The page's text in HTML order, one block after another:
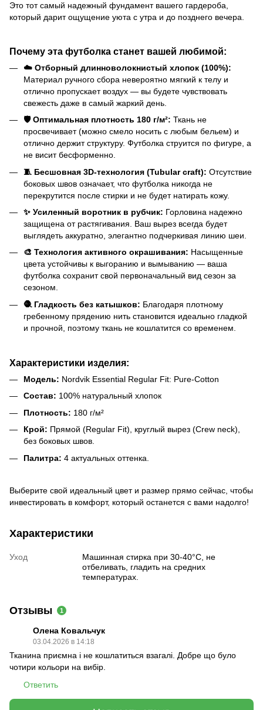
Это тот самый надежный фундамент вашего гардероба,
который дарит ощущение уюта с утра и до позднего вечера.
Почему эта футболка станет вашей любимой:
☁️ Отборный длинноволокнистый хлопок (100%):
Материал ручного сбора невероятно мягкий к телу и
отлично пропускает воздух — вы будете чувствовать
свежесть даже в самый жаркий день.
🛡️ Оптимальная плотность 180 г/м²: Ткань не
просвечивает (можно смело носить с любым бельем) и
отлично держит структуру. Футболка струится по фигуре, а
не висит бесформенно.
🧵 Бесшовная 3D-технология (Tubular craft): Отсутствие
боковых швов означает, что футболка никогда не
перекрутится после стирки и не будет натирать кожу.
✨ Усиленный воротник в рубчик: Горловина надежно
защищена от растягивания. Ваш вырез всегда будет
выглядеть аккуратно, элегантно подчеркивая линию шеи.
🎨 Технология активного окрашивания: Насыщенные
цвета устойчивы к выгоранию и вымыванию — ваша
футболка сохранит свой первоначальный вид сезон за
сезоном.
🧶 Гладкость без катышков: Благодаря плотному
гребенному прядению нить становится идеально гладкой
и прочной, поэтому ткань не кошлатится со временем.
Характеристики изделия:
Модель: Nordvik Essential Regular Fit: Pure-Cotton
Состав: 100% натуральный хлопок
Плотность: 180 г/м²
Крой: Прямой (Regular Fit), круглый вырез (Crew neck),
без боковых швов.
Палитра: 4 актуальных оттенка.
Выберите свой идеальный цвет и размер прямо сейчас, чтобы
инвестировать в комфорт, который останется с вами надолго!
Характеристики
Уход
Машинная стирка при 30-40°C, не
отбеливать, гладить на средних
температурах.
Отзывы 1
Олена Ковальчук
03.04.2026 в 14:18
Тканина приємна і не кошлатиться взагалі. Добре що було
чотири кольори на вибір.
Ответить